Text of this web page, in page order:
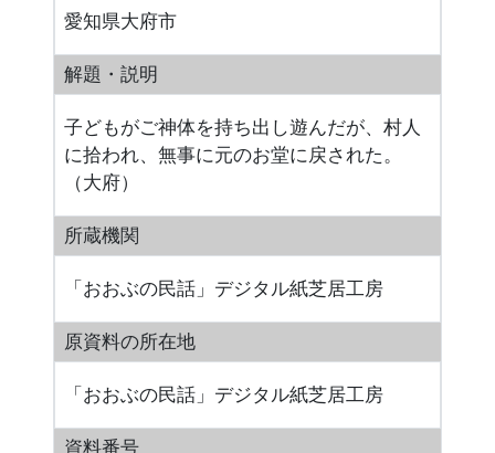
愛知県大府市
解題・説明
子どもがご神体を持ち出し遊んだが、村人
に拾われ、無事に元のお堂に戻された。
（大府）
所蔵機関
「おおぶの民話」デジタル紙芝居工房
原資料の所在地
「おおぶの民話」デジタル紙芝居工房
資料番号